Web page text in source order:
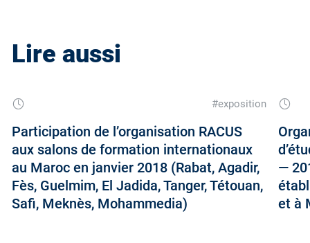
Lire aussi
#exposition
Participation de l’organisation RACUS
aux salons de formation internationaux
au Maroc en janvier 2018 (Rabat, Agadir,
Fès, Guelmim, El Jadida, Tanger, Tétouan,
Safi, Meknès, Mohammedia)
—
et à